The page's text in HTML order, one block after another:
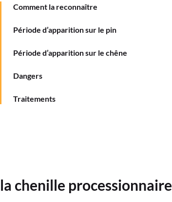
Comment la reconnaître
Période d’apparition sur le pin
Période d’apparition sur le chêne
Dangers
Traitements
chenille